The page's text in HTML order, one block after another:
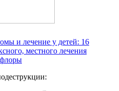
и лечение у детей: 16
местного лечения